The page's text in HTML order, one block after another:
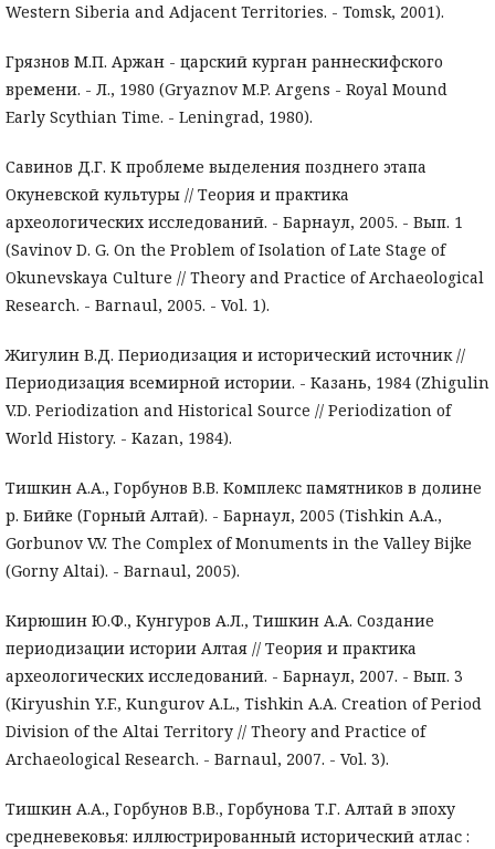
Western Siberia and Adjacent Territories. - Tomsk, 2001).
Грязнов М.П. Аржан - царский курган раннескифского
времени. - Л., 1980 (Gryaznov M.P. Argens - Royal Mound
Early Scythian Time. - Leningrad, 1980).
Савинов Д.Г. К проблеме выделения позднего этапа
Окуневской культуры // Теория и практика
археологических исследований. - Барнаул, 2005. - Вып. 1
(Savinov D. G. On the Problem of Isolation of Late Stage of
Okunevskaya Culture // Theory and Practice of Archaeological
Research. - Barnaul, 2005. - Vol. 1).
Жигулин В.Д. Периодизация и исторический источник //
Периодизация всемирной истории. - Казань, 1984 (Zhigulin
V.D. Periodization and Historical Source // Periodization of
World History. - Kazan, 1984).
Тишкин А.А., Горбунов В.В. Комплекс памятников в долине
р. Бийке (Горный Алтай). - Барнаул, 2005 (Tishkin A.A.,
Gorbunov V.V. The Complex of Monuments in the Valley Bijkе
(Gorny Altai). - Barnaul, 2005).
Кирюшин Ю.Ф., Кунгуров А.Л., Тишкин А.А. Создание
периодизации истории Алтая // Теория и практика
археологических исследований. - Барнаул, 2007. - Вып. 3
(Kiryushin Y.F., Kungurov A.L., Tishkin A.A. Creation of Period
Division of the Altai Territory // Theory and Practice of
Archaeological Research. - Barnaul, 2007. - Vol. 3).
Тишкин А.А., Горбунов В.В., Горбунова Т.Г. Алтай в эпоху
средневековья: иллюстрированный исторический атлас :